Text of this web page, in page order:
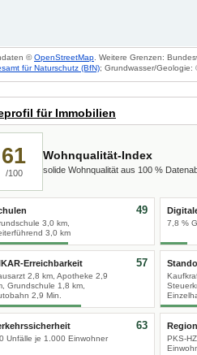
©OpenStreetMap . Weitere Grenzen:
für Naturschutz (BfN); Grundwasser/Geologie:
für Immobilien
61
/100
Wohnqualität-Index
solide Wohnqualität aus 100 %
3,0 km,
3,0 km
49
7,8 %
Erreichbarkeit
2,8 km, Apotheke 2,9
Grundschule 1,8 km,
2,9 Min.
57
Unfälle je 1.000 Einwohner
63
PKS-